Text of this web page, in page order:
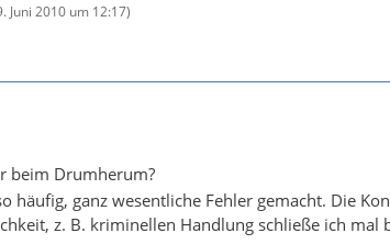
Juni 2010 um 12:17)
beim Drumherum?
häufig, ganz wesentliche Fehler gemacht. Die
z. B. kriminellen Handlung schließe ich mal